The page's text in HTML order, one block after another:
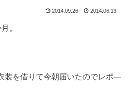
2014.09.26 2014.06.13
。
装を借りて今朝届いたのでレポ―